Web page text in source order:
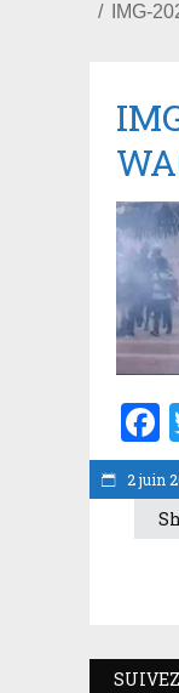
IMG-
2 juin